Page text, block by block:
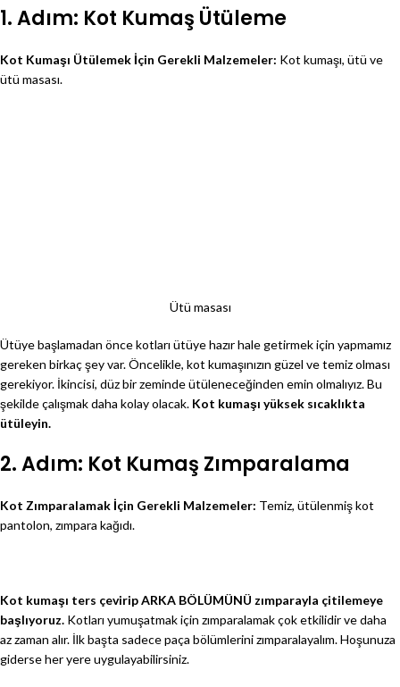
1. Adım: Kot Kumaş Ütüleme
Kot Kumaşı Ütülemek İçin Gerekli Malzemeler: Kot kumaşı, ütü ve
ütü masası.
Ütü masası
Ütüye başlamadan önce kotları ütüye hazır hale getirmek için yapmamız
gereken birkaç şey var. Öncelikle, kot kumaşınızın güzel ve temiz olması
gerekiyor. İkincisi, düz bir zeminde ütüleneceğinden emin olmalıyız. Bu
şekilde çalışmak daha kolay olacak. Kot kumaşı yüksek sıcaklıkta
ütüleyin.
2. Adım: Kot Kumaş Zımparalama
Kot Zımparalamak İçin Gerekli Malzemeler: Temiz, ütülenmiş kot
pantolon, zımpara kağıdı.
Kot kumaşı ters çevirip ARKA BÖLÜMÜNÜ zımparayla çitilemeye
başlıyoruz. Kotları yumuşatmak için zımparalamak çok etkilidir ve daha
az zaman alır. İlk başta sadece paça bölümlerini zımparalayalım. Hoşunuza
giderse her yere uygulayabilirsiniz.